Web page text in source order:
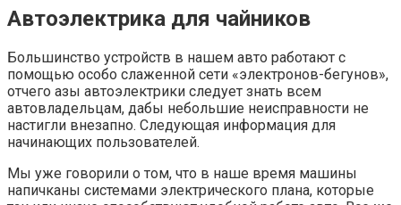
Автоэлектрика для чайников
Большинство устройств в нашем авто работают с
помощью особо слаженной сети «электронов-бегунов»,
отчего азы автоэлектрики следует знать всем
автовладельцам, дабы небольшие неисправности не
настигли внезапно. Следующая информация для
начинающих пользователей.
Мы уже говорили о том, что в наше время машины
напичканы системами электрического плана, которые